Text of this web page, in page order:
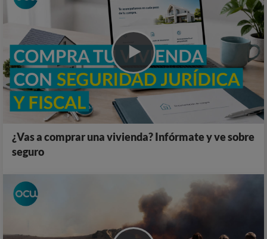
¿Vas a comprar una vivienda? Infórmate y ve sobre
seguro